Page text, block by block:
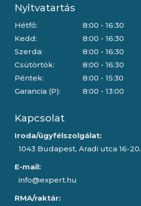
Nyitvatartás
Hétfő:
Kedd:
Szerda:
Csütörtök:
Péntek:
Garancia (P):
8:00 - 16:30
8:00 - 16:30
8:00 - 16:30
8:00 - 16:30
8:00 - 15:30
8:00 - 13:00
Kapcsolat
Iroda/ügyfélszolgálat:
1043 Budapest, Aradi utca 16-20.
E-mail:
info@expert.hu
RMA/raktár: